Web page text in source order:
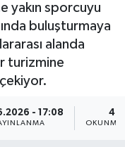
yakın sporcuyu
buluşturmaya
alanda
turizmine
- 17:08 4
OKUNMA